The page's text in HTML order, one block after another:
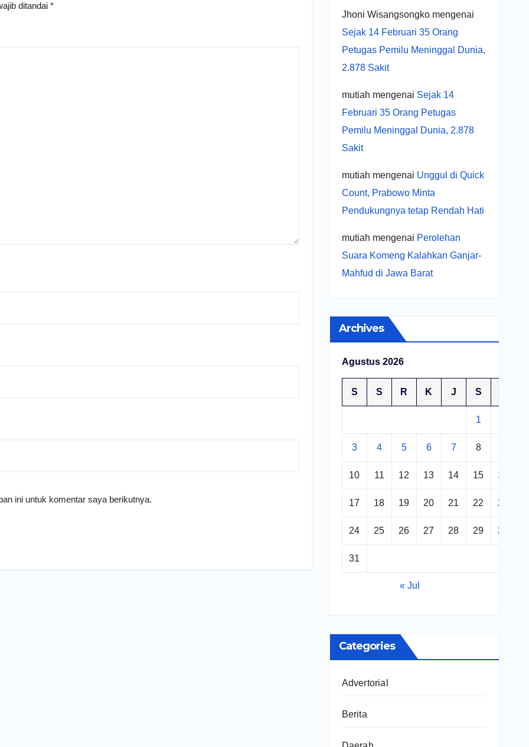
ditandai *
ini untuk komentar saya berikutnya.
Jhoni Wisangsongkomengenai
Sejak 14 Februari 35 Orang
Petugas Pemilu Meninggal Dunia,
2.878 Sakit
mutiah mengenai Sejak 14
Februari 35 Orang Petugas
Pemilu Meninggal Dunia, 2.878
Sakit
mutiah mengenai Unggul di Quick
Count, Prabowo Minta
Pendukungnya tetap Rendah Hati
mutiah mengenai Perolehan
Suara Komeng Kalahkan Ganjar-
Mahfud di Jawa Barat
Archives
Agustus 2026
S S R K J S
1
3 4 5 6 7 8
10 11 12 13 14 15 16
17 18 19 20 21 22 23
24 25 26 27 28 29 30
31
« Jul
Categories
Advertorial
Berita